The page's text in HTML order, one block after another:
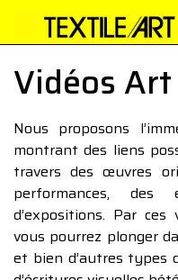
Vidéos
Nous proposons
montrant des liens
travers des œuvres
performances,
d’expositions. Par
vous pourrez plonger
et bien d’autres types